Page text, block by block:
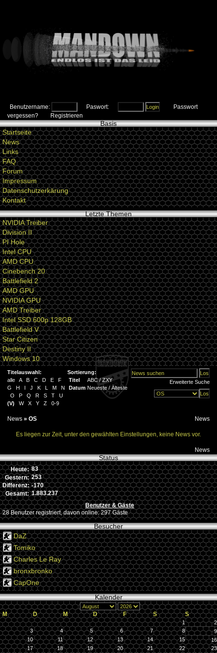
Benutzername: Paswort:
Passwort
vergessen?
Registrieren
Basis
Startseite
News
Links
FAQ
Forum
Impressum
Datenschutzerkärung
Kontakt
Letzte Themen
NVIDIA Treiber
Division II
PI Hole
Intel CPU
AMD CPU
Cinebench 20
Battlefield 2
AMD GPU
NVIDIA GPU
AMD Treiber
Intel SSD 600p 128GB
Battlefield V
Star Citizen
Destiny II
Windows 10
Titelauswahl:
alle
A B C D E
F
G
H I J K L M
N
O
P Q R S T
U
(V) W X Y Z 0-9
Sortierung:
Titel
ABC/ZXY
Datum Neueste / Älteste
Erweiterte Suche
News » OS News
Es liegen zur Zeit, unter den gewählten Einstellungen, keine News vor.
News
Status
Heute: 83
Gestern: 253
Differenz: -170
Gesamt: 1.883.237
Benutzer & Gäste
28 Benutzer registriert, davon online: 297 Gäste
Besucher
DaZ
Tomiko
Charles Le Ray
bronxbronko
CapOne
Kalender
M D M D F S S
1
2
3
4 5 6 7 8
9
10
11 12 13 14 15
16
17
18 19 20 21 22 23